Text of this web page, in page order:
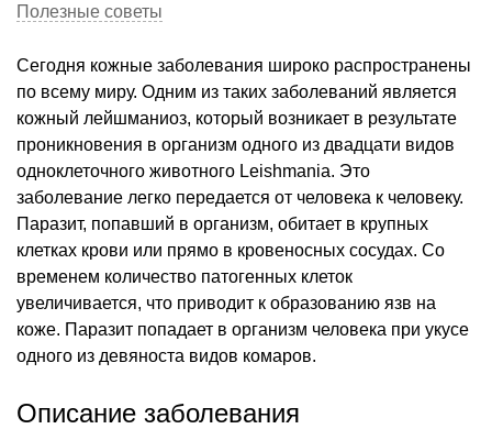
Полезные советы
Сегодня кожные заболевания широко распространены
по всему миру. Одним из таких заболеваний является
кожный лейшманиоз, который возникает в результате
проникновения в организм одного из двадцати видов
одноклеточного животного Leishmania. Это
заболевание легко передается от человека к человеку.
Паразит, попавший в организм, обитает в крупных
клетках крови или прямо в кровеносных сосудах. Со
временем количество патогенных клеток
увеличивается, что приводит к образованию язв на
коже. Паразит попадает в организм человека при укусе
одного из девяноста видов комаров.
Описание заболевания